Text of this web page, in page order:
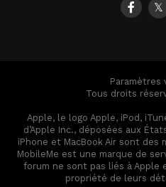
𝕏
Paramètres
Tous droits
Apple, le logo Apple, iPod,
d’Apple Inc., déposées aux
iPhone et MacBook Air sont des
MobileMe est une marque de
forum ne sont pas liés à
propriété de leurs